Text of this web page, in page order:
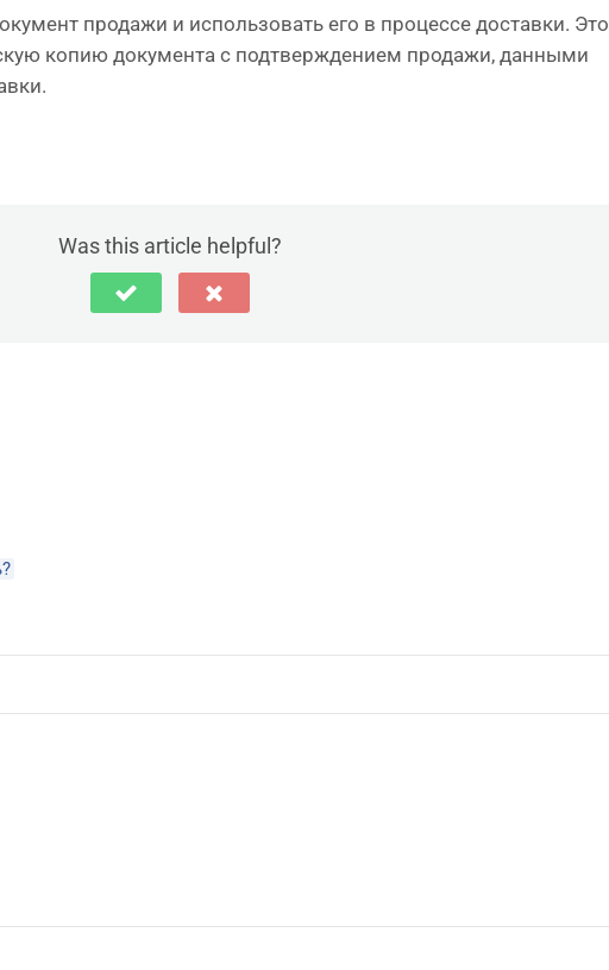
продажи и использовать его в процессе доставки. Это
копию документа с подтверждением продажи, данными
Was this article helpful?